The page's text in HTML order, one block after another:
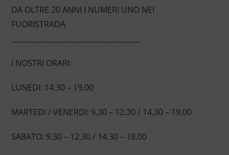
DA OLTRE 20 ANNI I NUMERI UNO NEI
FUORISTRADA
I NOSTRI ORARI:
LUNEDI: 14.30 – 19.00
MARTEDI / VENERDI: 9.30 – 12.30 / 14.30 – 19.00
SABATO: 9.30 – 12.30 / 14.30 – 18.00